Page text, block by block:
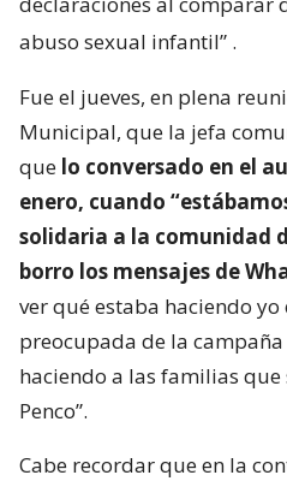
abuso sexual infantil” .
Fue el jueves, en plena
Municipal, que la jefa
que lo conversado en el
enero, cuando
solidaria a la comunidad
borro los mensajes de
ver qué estaba haciendo yo
preocupada de la
haciendo a las familias
Penco”.
Cabe recordar que en la